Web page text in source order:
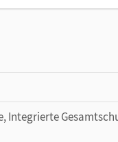
Integrierte